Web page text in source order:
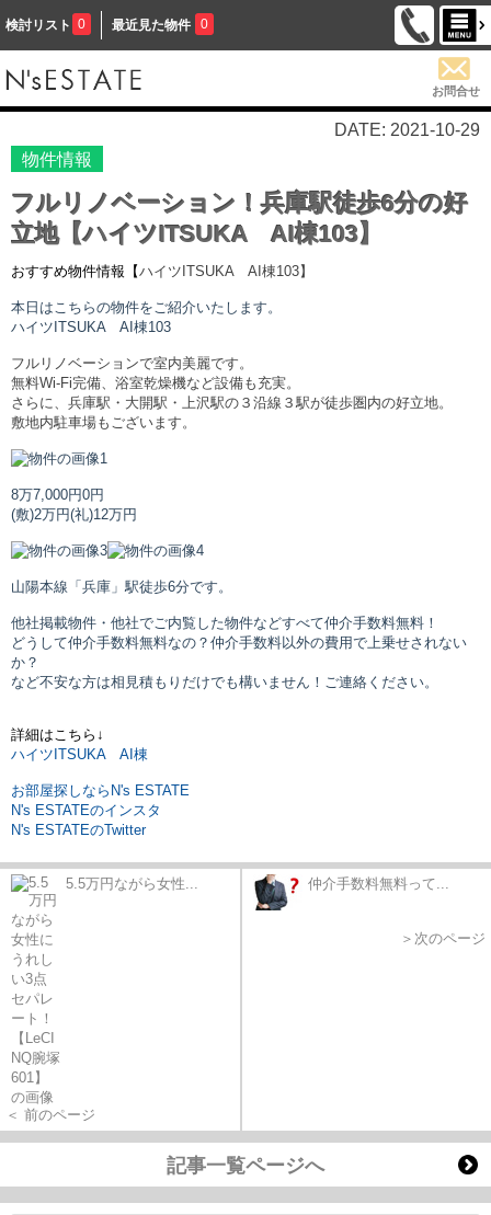
検討リスト 0 最近見た物件 0
お問合せ
DATE: 2021-10-29
物件情報
フルリノベーション！兵庫駅徒歩6分の好
立地【ハイツITSUKA AI棟103】
おすすめ物件情報【ハイツITSUKA AI棟103】
本日はこちらの物件をご紹介いたします。
ハイツITSUKA AI棟103
フルリノベーションで室内美麗です。
無料Wi-Fi完備、浴室乾燥機など設備も充実。
さらに、兵庫駅・大開駅・上沢駅の３沿線３駅が徒歩圏内の好立地。
敷地内駐車場もございます。
8万7,000円0円
(敷)2万円(礼)12万円
山陽本線「兵庫」駅徒歩6分です。
他社掲載物件・他社でご内覧した物件などすべて仲介手数料無料！
どうして仲介手数料無料なの？仲介手数料以外の費用で上乗せされない
か？
など不安な方は相見積もりだけでも構いません！ご連絡ください。
詳細はこちら↓
ハイツITSUKA AI棟
お部屋探しならN's ESTATE
N's ESTATEのインスタ
N's ESTATEのTwitter
5.5万円ながら女性...
＜ 前のページ
仲介手数料無料って...
＞次のページ
記事一覧ページへ